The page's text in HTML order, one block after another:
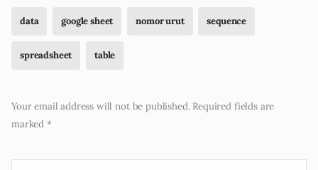
data google sheet nomor urut sequence
spreadsheet table
Your email address will not be published. Required fields are
marked *